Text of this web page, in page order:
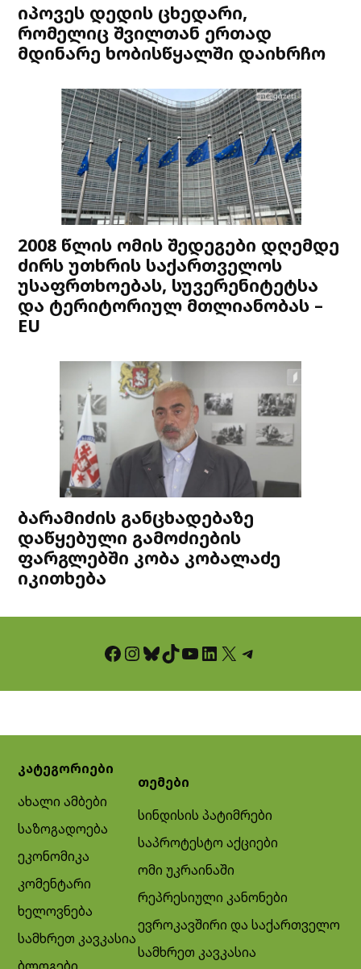
იპოვეს დედის ცხედარი,
რომელიც შვილთან ერთად
მდინარე ხობისწყალში დაიხრჩო
2008 წლის ომის შედეგები დღემდე
ძირს უთხრის საქართველოს
უსაფრთხოებას, სუვერენიტეტსა
და ტერიტორიულ მთლიანობას –
EU
ბარამიძის განცხადებაზე
დაწყებული გამოძიების
ფარგლებში კობა კობალაძე
იკითხება
Facebook InstagramBluesky TikTok YouTube LinkedIn X Telegram
კატეგორიები
ახალი ამბები
საზოგადოება
ეკონომიკა
კომენტარი
ხელოვნება
სამხრეთ კავკასია
ბლოგები
თემები
სინდისის პატიმრები
საპროტესტო აქციები
ომი უკრაინაში
რეპრესიული კანონები
ევროკავშირი და საქართველო
სამხრეთ კავკასია